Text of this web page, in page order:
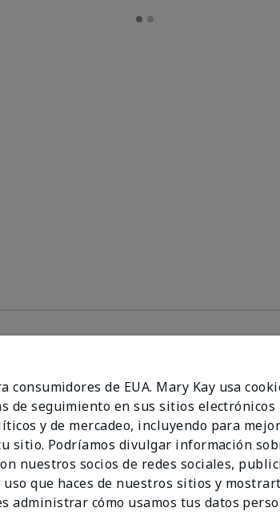
de los encuestados
recomendaría a un
amigo.
consumidores de EUA. Mary Kay usa
de seguimiento en sus sitios
y de mercadeo, incluyendo para
sitio. Podríamos divulgar información
nuestros socios de redes sociales,
que haces de nuestros sitios y
administrar cómo usamos tus datos